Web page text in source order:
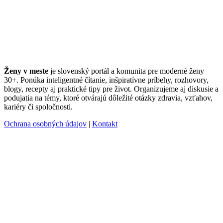
Ženy v meste je slovenský portál a komunita pre moderné ženy
30+. Ponúka inteligentné čítanie, inšpiratívne príbehy, rozhovory,
blogy, recepty aj praktické tipy pre život. Organizujeme aj diskusie a
podujatia na témy, ktoré otvárajú dôležité otázky zdravia, vzťahov,
kariéry či spoločnosti.
Ochrana osobných údajov | Kontakt